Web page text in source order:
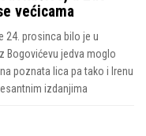
većicama
24. prosinca bilo je u
Bogovićevu jedva moglo
poznata lica pa tako i Irenu
izdanjima